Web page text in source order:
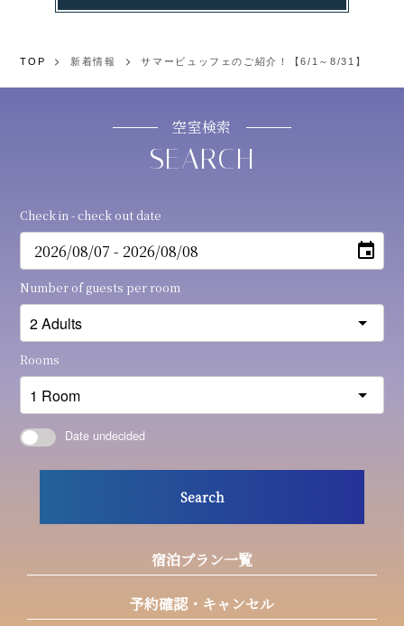
TOP 新着情報 サマービュッフェのご紹介！【6/1～8/31】
空室検索
Check in - check out date
Number of guests per room
Rooms
Search
Date undecided
宿泊プラン一覧
予約確認・キャンセル